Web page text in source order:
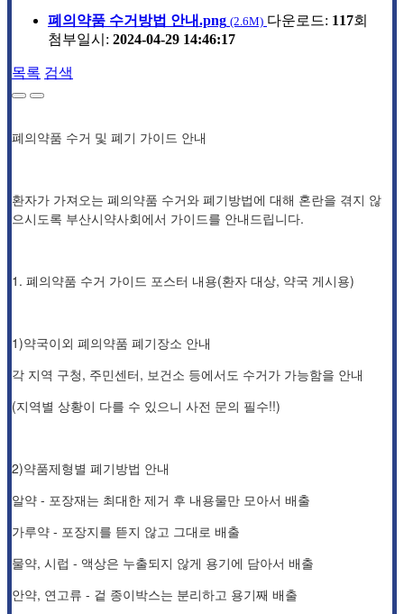
폐의약품 수거방법 안내.png (2.6M) 다운로드: 117회
첨부일시: 2024-04-29 14:46:17
목록 검색
폐의약품 수거 및 폐기 가이드 안내
환자가 가져오는 폐의약품 수거와 폐기방법에 대해 혼란을 겪지 않
으시도록 부산시약사회에서 가이드를 안내드립니다.
1. 폐의약품 수거 가이드 포스터 내용(환자 대상, 약국 게시용)
1)약국이외 폐의약품 폐기장소 안내
각 지역 구청, 주민센터, 보건소 등에서도 수거가 가능함을 안내
(지역별 상황이 다를 수 있으니 사전 문의 필수!!)
2)약품제형별 폐기방법 안내
알약 - 포장재는 최대한 제거 후 내용물만 모아서 배출
가루약 - 포장지를 뜯지 않고 그대로 배출
물약, 시럽 - 액상은 누출되지 않게 용기에 담아서 배출
안약, 연고류 - 겉 종이박스는 분리하고 용기째 배출